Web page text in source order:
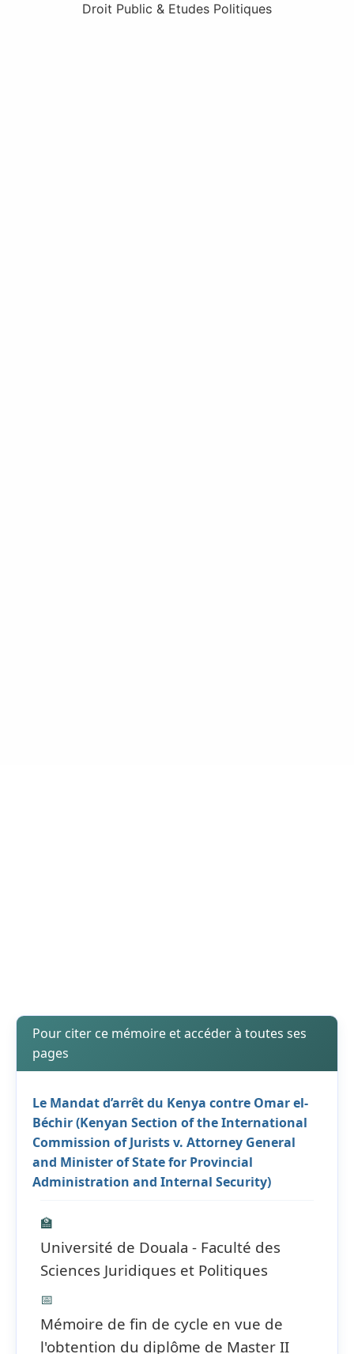
Droit Public & Etudes Politiques
Pour citer ce mémoire et accéder à toutes ses
pages
Le Mandat d’arrêt du Kenya contre Omar el-
Béchir (Kenyan Section of the International
Commission of Jurists v. Attorney General
and Minister of State for Provincial
Administration and Internal Security)
🏫
Université de Douala - Faculté des
Sciences Juridiques et Politiques
📅
Mémoire de fin de cycle en vue de
l'obtention du diplôme de Master II